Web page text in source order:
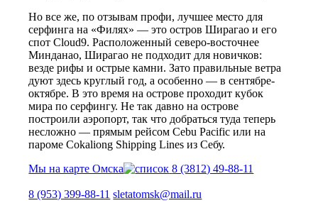
Но все же, по отзывам профи, лучшее место для
серфинга на «Филях» — это остров Ширагао и его
спот Cloud9. Расположенный северо-восточнее
Минданао, Ширагао не подходит для новичков:
везде рифы и острые камни. Зато правильные ветра
дуют здесь круглый год, а особенно — в сентябре-
октябре. В это время на острове проходит кубок
мира по серфингу. Не так давно на острове
построили аэропорт, так что добраться туда теперь
несложно — прямым рейсом Cebu Pacific или на
пароме Cokaliong Shipping Lines из Себу.
Мы на карте Омска
8 (3812) 49-88-11
8 (953) 399-88-11 sletatomsk@mail.ru